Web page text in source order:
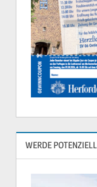
WERDE